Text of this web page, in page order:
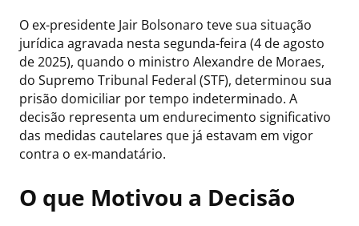
O ex-presidente Jair Bolsonaro teve sua situação
jurídica agravada nesta segunda-feira (4 de agosto
de 2025), quando o ministro Alexandre de Moraes,
do Supremo Tribunal Federal (STF), determinou sua
prisão domiciliar por tempo indeterminado. A
decisão representa um endurecimento significativo
das medidas cautelares que já estavam em vigor
contra o ex-mandatário.
O que Motivou a Decisão